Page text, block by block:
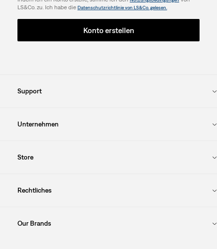
LS&Co. zu. Ich habe die Datenschutzrichtlinie von LS&Co. gelesen.
Konto erstellen
Support
Unternehmen
Store
Rechtliches
Our Brands